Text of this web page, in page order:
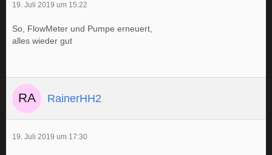
19. Juli 2019 um 15:22
So, FlowMeter und Pumpe erneuert,
alles wieder gut
RainerHH2
19. Juli 2019 um 17:30